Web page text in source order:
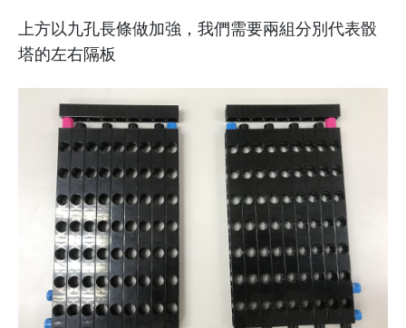
上方以九孔長條做加強，我們需要兩組分別代表骰
塔的左右隔板